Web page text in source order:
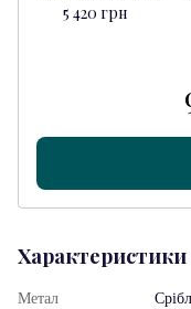
5 420 грн
Характеристики
Метал